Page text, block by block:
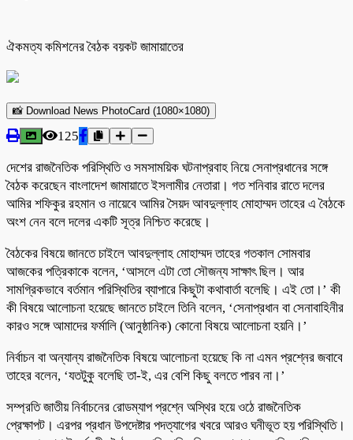
ঐকমত্য কমিশনের বৈঠক বয়কট জামায়াতের
📸 Download News PhotoCard (1080×1080)
125
দেশের রাজনৈতিক পরিস্থিতি ও সমসাময়িক ঘটনাপ্রবাহ নিয়ে সেনাপ্রধানের সঙ্গে
বৈঠক করেছেন বাংলাদেশ জামায়াতে ইসলামীর নেতারা। গত শনিবার রাতে দলের
আমির শফিকুর রহমান ও নায়েবে আমির সৈয়দ আবদুল্লাহ মোহাম্মদ তাহের এ বৈঠকে
অংশ নেন বলে দলের একটি সূত্র নিশ্চিত করেছে।
বৈঠকের বিষয়ে জানতে চাইলে আবদুল্লাহ মোহাম্মদ তাহের গতকাল সোমবার
আজকের পত্রিকাকে বলেন, ‘আসলে এটা তো সৌজন্য সাক্ষাৎ ছিল। আর
সামগ্রিকভাবে বর্তমান পরিস্থিতির ব্যাপারে কিছুটা কথাবার্তা বলেছি। এই তো।’ কী
কী বিষয়ে আলোচনা হয়েছে জানতে চাইলে তিনি বলেন, ‘সেনাপ্রধান বা সেনাবাহিনীর
কারও সঙ্গে আমাদের ফর্মালি (আনুষ্ঠানিক) কোনো বিষয়ে আলোচনা হয়নি।’
নির্বাচন বা অন্যান্য রাজনৈতিক বিষয়ে আলোচনা হয়েছে কি না এমন প্রশ্নের জবাবে
তাহের বলেন, ‘যতটুকু বলেছি তা-ই, এর বেশি কিছু বলতে পারব না।’
সম্প্রতি জাতীয় নির্বাচনের রোডম্যাপ প্রশ্নে অস্থির হয়ে ওঠে রাজনৈতিক
প্রেক্ষাপট। এরপর প্রধান উপদেষ্টার পদত্যাগের খবরে আরও ঘনীভূত হয় পরিস্থিতি।